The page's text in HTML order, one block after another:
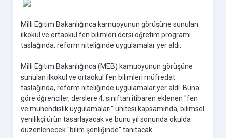
Milli Eğitim Bakanlığınca kamuoyunun görüşüne sunulan
ilkokul ve ortaokul fen bilimleri dersi öğretim programı
taslağında, reform niteliğinde uygulamalar yer aldı.
Milli Eğitim Bakanlığınca (MEB) kamuoyunun görüşüne
sunulan ilkokul ve ortaokul fen bilimleri müfredat
taslağında, reform niteliğinde uygulamalar yer aldı. Buna
göre öğrenciler, derslere 4. sınıftan itibaren eklenen "fen
ve mühendislik uygulamaları" ünitesi kapsamında, bilimsel
yenilikçi ürün tasarlayacak ve bunu yıl sonunda okulda
düzenlenecek "bilim şenliğinde" tanıtacak.